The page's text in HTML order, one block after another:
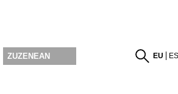
ZUZENEAN EU